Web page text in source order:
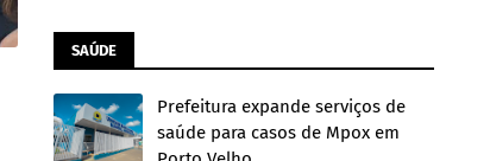
SAÚDE
Prefeitura expande serviços de
saúde para casos de Mpox em